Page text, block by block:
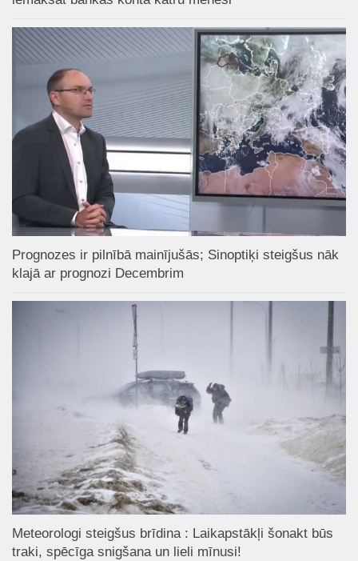
Prognozes ir pilnībā mainījušās; Sinoptiķi steigšus nāk
klajā ar prognozi Decembrim
Meteorologi steigšus brīdina : Laikapstākļi šonakt būs
traki, spēcīga snigšana un lieli mīnusi!